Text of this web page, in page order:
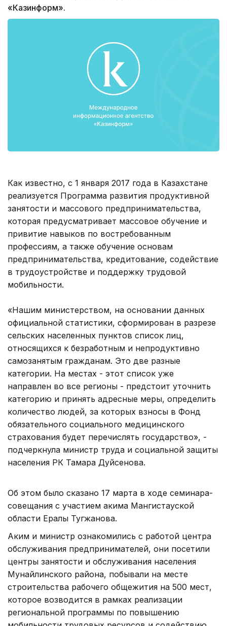
«Казинформ».
Как известно, с 1 января 2017 года в Казахстане
реализуется Программа развития продуктивной
занятости и массового предпринимательства,
которая предусматривает массовое обучение и
привитие навыков по востребованным
профессиям, а также обучение основам
предпринимательства, кредитование, содействие
в трудоустройстве и поддержку трудовой
мобильности.
«Нашим министерством, на основании данных
официальной статистики, сформирован в разрезе
сельских населенных пунктов список лиц,
относящихся к безработным и непродуктивно
самозанятым гражданам. Это две разные
категории. На местах - этот список уже
направлен во все регионы - предстоит уточнить
категорию и принять адресные меры, определить
количество людей, за которых взносы в Фонд
обязательного социального медицинского
страхования будет перечислять государство», -
подчеркнула министр труда и социальной защиты
населения РК Тамара Дуйсенова.
Об этом было сказано 17 марта в ходе семинара-
совещания с участием акима Мангистауской
области Ералы Тугжанова.
Аким и министр ознакомились с работой центра
обслуживания предпринимателей, они посетили
центры занятости и обслуживания населения
Мунайлинского района, побывали на месте
строительства рабочего общежития на 500 мест,
которое возводится в рамках реализации
региональной программы по повышению